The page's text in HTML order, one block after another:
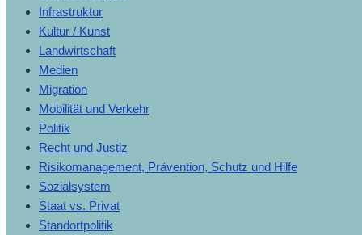
Infrastruktur
Kultur / Kunst
Landwirtschaft
Medien
Migration
Mobilität und Verkehr
Politik
Recht und Justiz
Risikomanagement, Prävention, Schutz und Hilfe
Sozialsystem
Staat vs. Privat
Standortpolitik